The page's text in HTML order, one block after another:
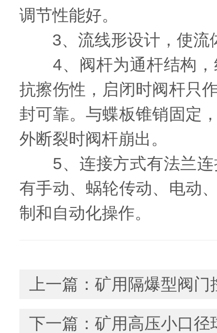
调节性能好。
3、流线形设计，使流
4、阀杆为通杆结构，
抗擦伤性，启闭时阀杆只
封可靠。与蝶板锥销固定
外断裂时阀杆崩出。
5、连接方式有法兰连
有手动、蜗轮传动、电动
制和自动化操作。
上一篇： 矿用隔爆型阀门
下一篇： 矿用高压小口径